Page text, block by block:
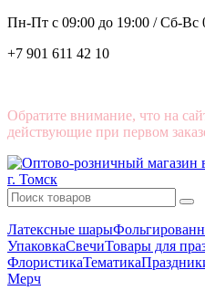
Пн-Пт с 09:00 до 19:00 /Сб-Вс
+7 901 611 42 10
Обратите внимание, что на
действующие при первом
Латексные шары
УпаковкаСвечиТовары для
ФлористикаТематика
Мерч